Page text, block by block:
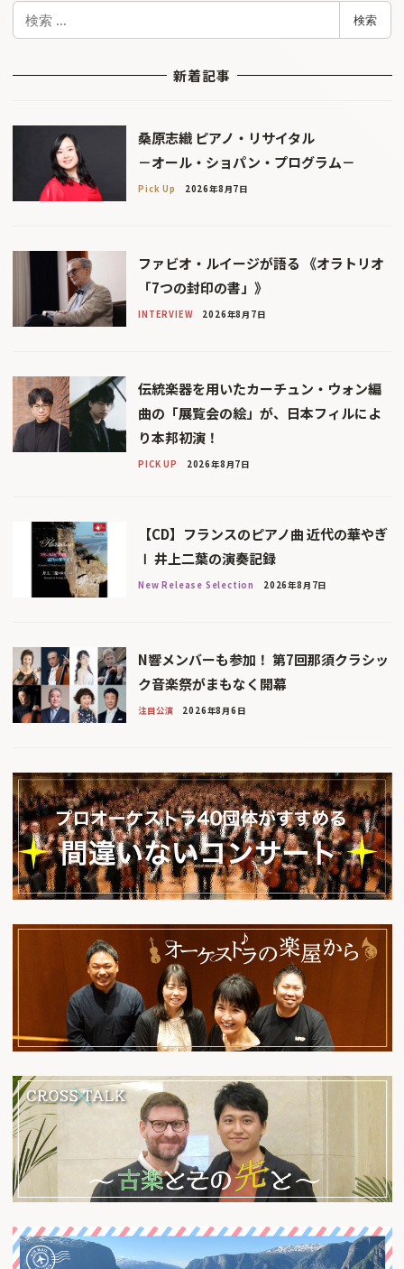
検
索
検索
新着記事
桑原志織 ピアノ・リサイタル
－オール・ショパン・プログラム－
Pick Up 2026年8月7日
ファビオ・ルイージが語る 《オラトリオ
「7つの封印の書」》
INTERVIEW 2026年8月7日
伝統楽器を用いたカーチュン・ウォン編
曲の「展覧会の絵」が、日本フィルによ
り本邦初演！
PICK UP 2026年8月7日
【CD】フランスのピアノ曲 近代の華やぎ
Ⅰ 井上二葉の演奏記録
New Release Selection 2026年8月7日
N響メンバーも参加！ 第7回那須クラシッ
ク音楽祭がまもなく開幕
注目公演 2026年8月6日